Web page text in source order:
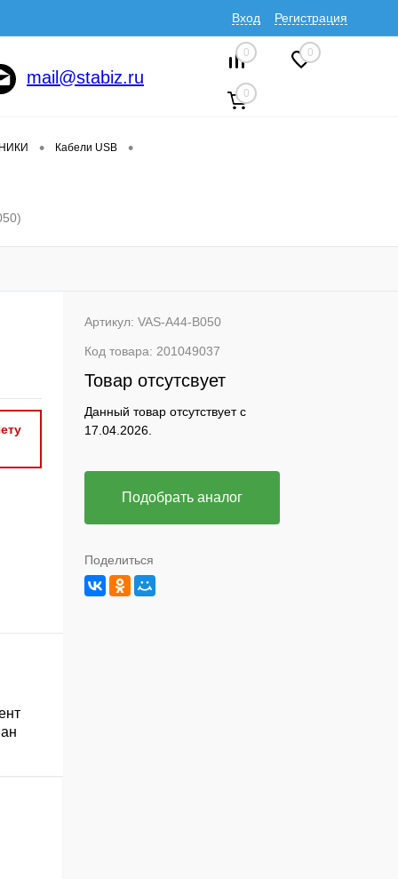
Вход Регистрация
mail@stabiz.ru
0 0
0
• Кабели USB •
Артикул: VAS-A44-B050
Код товара: 201049037
Товар отсутсвует
Данный товар отсутствует с
17.04.2026.
Подобрать аналог
Поделиться